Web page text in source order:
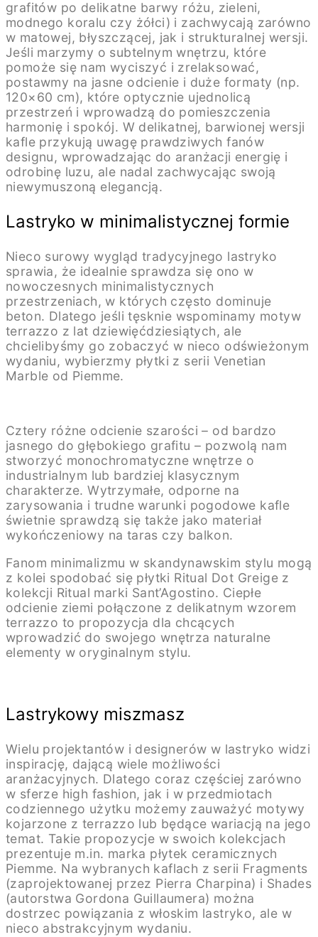
grafitów po delikatne barwy różu, zieleni,
modnego koralu czy żółci) i zachwycają zarówno
w matowej, błyszczącej, jak i strukturalnej wersji.
Jeśli marzymy o subtelnym wnętrzu, które
pomoże się nam wyciszyć i zrelaksować,
postawmy na jasne odcienie i duże formaty (np.
120×60 cm), które optycznie ujednolicą
przestrzeń i wprowadzą do pomieszczenia
harmonię i spokój. W delikatnej, barwionej wersji
kafle przykują uwagę prawdziwych fanów
designu, wprowadzając do aranżacji energię i
odrobinę luzu, ale nadal zachwycając swoją
niewymuszoną elegancją.
Lastryko w minimalistycznej formie
Nieco surowy wygląd tradycyjnego lastryko
sprawia, że idealnie sprawdza się ono w
nowoczesnych minimalistycznych
przestrzeniach, w których często dominuje
beton. Dlatego jeśli tęsknie wspominamy motyw
terrazzo z lat dziewięćdziesiątych, ale
chcielibyśmy go zobaczyć w nieco odświeżonym
wydaniu, wybierzmy płytki z serii Venetian
Marble od Piemme.
Cztery różne odcienie szarości – od bardzo
jasnego do głębokiego grafitu – pozwolą nam
stworzyć monochromatyczne wnętrze o
industrialnym lub bardziej klasycznym
charakterze. Wytrzymałe, odporne na
zarysowania i trudne warunki pogodowe kafle
świetnie sprawdzą się także jako materiał
wykończeniowy na taras czy balkon.
Fanom minimalizmu w skandynawskim stylu mogą
z kolei spodobać się płytki Ritual Dot Greige z
kolekcji Ritual marki Sant’Agostino. Ciepłe
odcienie ziemi połączone z delikatnym wzorem
terrazzo to propozycja dla chcących
wprowadzić do swojego wnętrza naturalne
elementy w oryginalnym stylu.
Lastrykowy miszmasz
Wielu projektantów i designerów w lastryko widzi
inspirację, dającą wiele możliwości
aranżacyjnych. Dlatego coraz częściej zarówno
w sferze high fashion, jak i w przedmiotach
codziennego użytku możemy zauważyć motywy
kojarzone z terrazzo lub będące wariacją na jego
temat. Takie propozycje w swoich kolekcjach
prezentuje m.in. marka płytek ceramicznych
Piemme. Na wybranych kaflach z serii Fragments
(zaprojektowanej przez Pierra Charpina) i Shades
(autorstwa Gordona Guillaumera) można
dostrzec powiązania z włoskim lastryko, ale w
nieco abstrakcyjnym wydaniu.